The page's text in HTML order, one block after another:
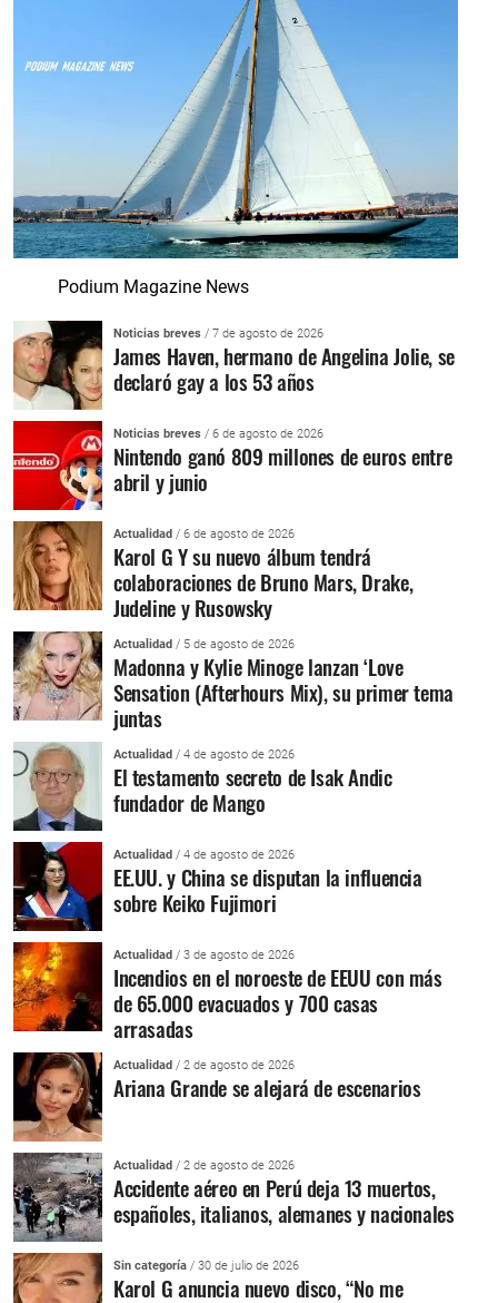
Podium Magazine News
Noticias breves / 7 de agosto de 2026
James Haven, hermano de Angelina Jolie, se
declaró gay a los 53 años
Noticias breves / 6 de agosto de 2026
Nintendo ganó 809 millones de euros entre
abril y junio
Actualidad / 6 de agosto de 2026
Karol G Y su nuevo álbum tendrá
colaboraciones de Bruno Mars, Drake,
Judeline y Rusowsky
Actualidad / 5 de agosto de 2026
Madonna y Kylie Minoge lanzan ‘Love
Sensation (Afterhours Mix), su primer tema
juntas
Actualidad / 4 de agosto de 2026
El testamento secreto de Isak Andic
fundador de Mango
Actualidad / 4 de agosto de 2026
EE.UU. y China se disputan la influencia
sobre Keiko Fujimori
Actualidad / 3 de agosto de 2026
Incendios en el noroeste de EEUU con más
de 65.000 evacuados y 700 casas
arrasadas
Actualidad / 2 de agosto de 2026
Ariana Grande se alejará de escenarios
Actualidad / 2 de agosto de 2026
Accidente aéreo en Perú deja 13 muertos,
españoles, italianos, alemanes y nacionales
Sin categoría / 30 de julio de 2026
Karol G anuncia nuevo disco, “No me